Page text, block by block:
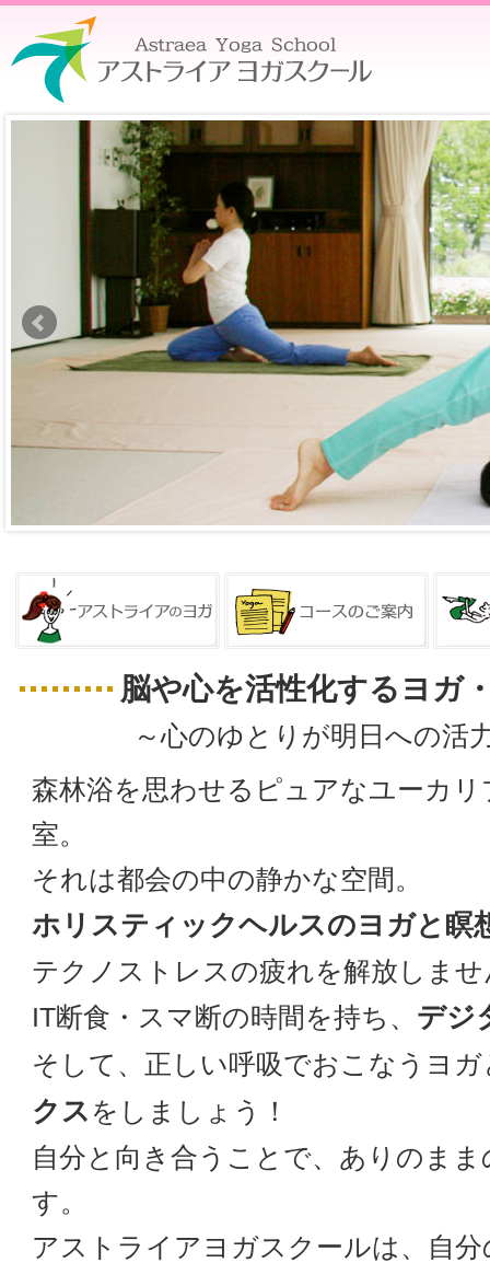
脳や心を活性化するヨガ
～心のゆとりが明日への活
森林浴を思わせるピュアなユーカ
室。
それは都会の中の静かな空間。
ホリスティックヘルスのヨガと瞑
テクノストレスの疲れを解放しま
IT断食・スマ断の時間を持ち、 デジ
そして、正しい呼吸でおこなうヨガ
クス をしましょう！
自分と向き合うことで、ありのま
す。
アストライアヨガスクールは、自